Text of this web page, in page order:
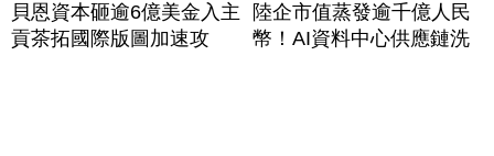
貝恩資本砸逾6億美金入主
貢茶拓國際版圖加速攻
陸企市值蒸發逾千億人民
幣！AI資料中心供應鏈洗